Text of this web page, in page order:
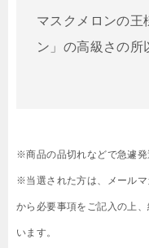
マスクメロンの王
ン」の高級さの
※商品の品切れなどで急遽発
※当選された方は、メール
から必要事項をご記入の上
います。